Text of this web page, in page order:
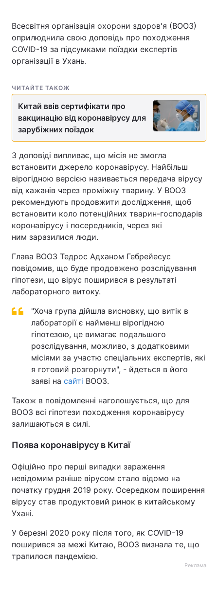
Всесвітня організація охорони здоров'я (ВООЗ)
оприлюднила свою доповідь про походження
COVID-19 за підсумками поїздки експертів
організації в Ухань.
ЧИТАЙТЕ ТАКОЖ
Китай ввів сертифікати про
вакцинацію від коронавірусу для
зарубіжних поїздок
З доповіді випливає, що місія не змогла
встановити джерело коронавірусу. Найбільш
вірогідною версією називається передача вірусу
від кажанів через проміжну тварину. У ВООЗ
рекомендують продовжити дослідження, щоб
встановити коло потенційних тварин-господарів
коронавірусу і посередників, через які
ним заразилися люди.
Глава ВООЗ Тедрос Адханом Гебрейесус
повідомив, що буде продовжено розслідування
гіпотези, що вірус поширився в результаті
лабораторного витоку.
"Хоча група дійшла висновку, що витік в
лабораторії є найменш вірогідною
гіпотезою, це вимагає подальшого
розслідування, можливо, з додатковими
місіями за участю спеціальних експертів, які
я готовий розгорнути", - йдеться в його
заяві на сайті ВООЗ.
Також в повідомленні наголошується, що для
ВООЗ всі гіпотези походження коронавірусу
залишаються в силі.
Поява коронавірусу в Китаї
Офіційно про перші випадки зараження
невідомим раніше вірусом стало відомо на
початку грудня 2019 року. Осередком поширення
вірусу став продуктовий ринок в китайському
Ухані.
У березні 2020 року після того, як COVID-19
поширився за межі Китаю, ВООЗ визнала те, що
трапилося пандемією.
Реклама